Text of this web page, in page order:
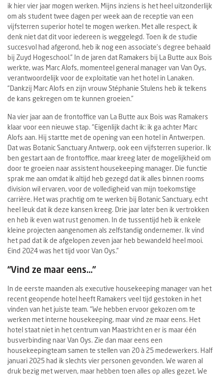
ik hier vier jaar mogen werken. Mijns inziens is het heel uitzonderlijk
om als student twee dagen per week aan de receptie van een
vijfsterren superior hotel te mogen werken. Met alle respect, ik
denk niet dat dit voor iedereen is weggelegd. Toen ik de studie
succesvol had afgerond, heb ik nog een associate’s degree behaald
bij Zuyd Hogeschool.” In de jaren dat Ramakers bij La Butte aux Bois
werkte, was Marc Alofs, momenteel general manager van Van Oys,
verantwoordelijk voor de exploitatie van het hotel in Lanaken.
“Dankzij Marc Alofs en zijn vrouw Stéphanie Stulens heb ik telkens
de kans gekregen om te kunnen groeien.”
Na vier jaar aan de frontoffice van La Butte aux Bois was Ramakers
klaar voor een nieuwe stap. “Eigenlijk dacht ik: ik ga achter Marc
Alofs aan. Hij startte met de opening van een hotel in Antwerpen.
Dat was Botanic Sanctuary Antwerp, ook een vijfsterren superior. Ik
ben gestart aan de frontoffice, maar kreeg later de mogelijkheid om
door te groeien naar assistent housekeeping manager. Die functie
sprak me aan omdat ik altijd heb gezegd dat ik alles binnen rooms
division wil ervaren, voor de volledigheid van mijn toekomstige
carrière. Het was prachtig om te werken bij Botanic Sanctuary, echt
heel leuk dat ik deze kansen kreeg. Drie jaar later ben ik vertrokken
en heb ik even wat rust genomen. In de tussentijd heb ik enkele
kleine projecten aangenomen als zelfstandig ondernemer. Ik vind
het pad dat ik de afgelopen zeven jaar heb bewandeld heel mooi.
Eind 2024 was het tijd voor Van Oys.”
“Vind ze maar eens…”
In de eerste maanden als executive housekeeping manager van het
recent geopende hotel heeft Ramakers veel tijd gestoken in het
vinden van het juiste team. “We hebben ervoor gekozen om te
werken met interne housekeeping, maar vind ze maar eens. Het
hotel staat niet in het centrum van Maastricht en er is maar één
busverbinding naar Van Oys. Zie dan maar eens een
housekeepingteam samen te stellen van 20 à 25 medewerkers. Half
januari 2025 had ik slechts vier personen gevonden. We waren al
druk bezig met werven, maar hebben toen alles op alles gezet. We